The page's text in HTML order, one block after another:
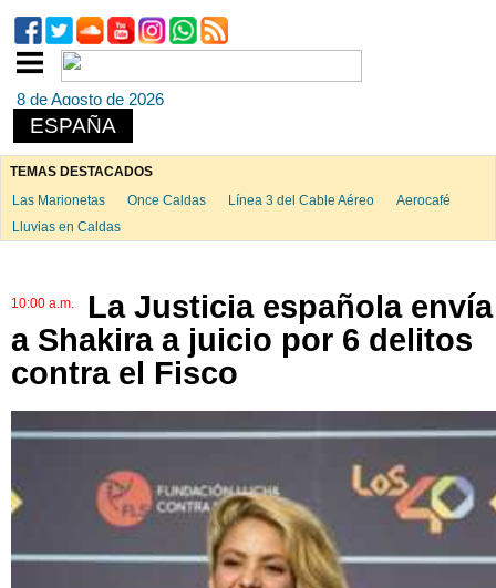
8 de Agosto de 2026
ESPAÑA
TEMAS DESTACADOS
Las Marionetas
Once Caldas Línea 3 del Cable Aéreo
Aerocafé
Lluvias en Caldas
10:00 a.m.
La Justicia española envía
a Shakira a juicio por 6 delitos
contra el Fisco